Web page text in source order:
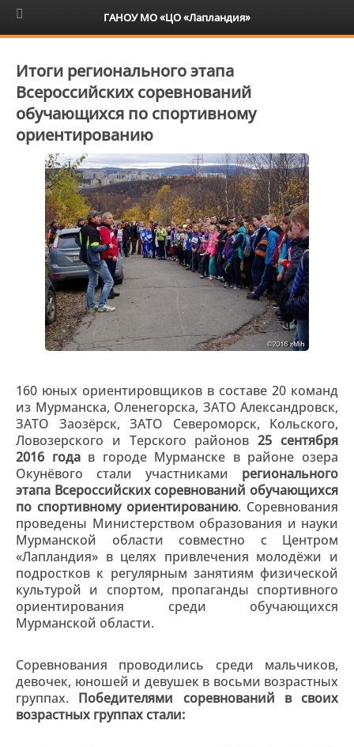
6+
Итоги регионального этапа
Всероссийских соревнований
обучающихся по спортивному
ориентированию
160 юных ориентировщиков в составе 20 команд
из Мурманска, Оленегорска, ЗАТО Александровск,
ЗАТО Заозёрск, ЗАТО Североморск, Кольского,
Ловозерского и Терского районов25 сентября
2016 годав городе Мурманске в районе озера
Окунёвого стали участниками регионального
этапа Всероссийских соревнований обучающихся
по спортивному ориентированию. Соревнования
проведены Министерством образования и науки
Мурманской области совместно с Центром
«Лапландия» в целях привлечения молодёжи и
подростков к регулярным занятиям физической
культурой и спортом, пропаганды спортивного
ориентирования среди обучающихся
Мурманской области.
Соревнования проводились среди мальчиков,
девочек, юношей и девушек в восьми возрастных
группах. Победителями соревнований в своих
возрастных группах стали:
ГАНОУ МО «ЦО «Лапландия»